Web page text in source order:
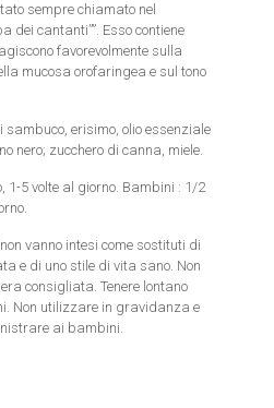
sempre chiamato nel
dei cantanti””. Esso contiene
favorevolmente sulla
mucosa orofaringea e sul tono
sambuco, erisimo, olio essenziale
nero; zucchero di canna, miele.
1-5 volte al giorno. Bambini : 1/2
vanno intesi come sostituti di
e di uno stile di vita sano. Non
consigliata. Tenere lontano
Non utilizzare in gravidanza e
ai bambini.